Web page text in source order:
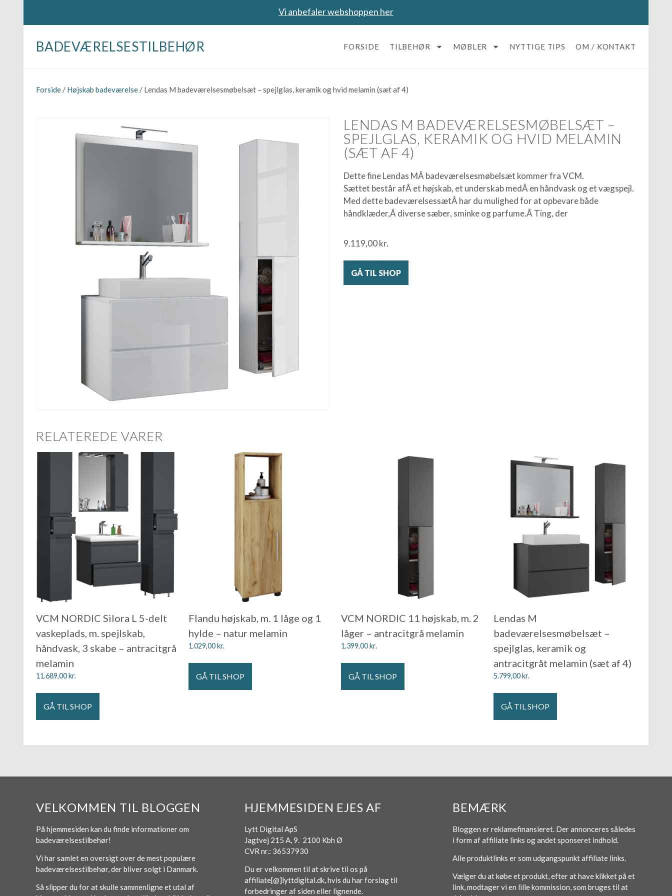
Vi anbefaler webshoppen her
BADEVÆRELSESTILBEHØR FORSIDE TILBEHØR MØBLER NYTTIGE TIPS OM / KONTAKT
Forside / Højskab badeværelse / Lendas M badeværelsesmøbelsæt – spejlglas, keramik og hvid melamin (sæt af 4)
LENDAS M BADEVÆRELSESMØBELSÆT –
SPEJLGLAS, KERAMIK OG HVID MELAMIN
(SÆT AF 4)
Dette fine Lendas MÂ badeværelsesmøbelsæt kommer fra VCM.
Sættet består afÂ et højskab, et underskab medÂ en håndvask og et vægspejl.
Med dette badeværelsessætÂ har du mulighed for at opbevare både
håndklæder,Â diverse sæber, sminke og parfume.Â Ting, der
9.119,00kr.
GÅ TIL SHOP
RELATEREDE VARER
VCM NORDIC Silora L 5-delt
vaskeplads, m. spejlskab,
håndvask, 3 skabe – antracitgrå
melamin
11.689,00kr.
GÅ TIL SHOP
Flandu højskab, m. 1 låge og 1
hylde – natur melamin
1.029,00kr.
GÅ TIL SHOP
VCM NORDIC 11 højskab, m. 2
låger – antracitgrå melamin
1.399,00kr.
GÅ TIL SHOP
Lendas M
badeværelsesmøbelsæt –
spejlglas, keramik og
antracitgråt melamin (sæt af 4)
5.799,00kr.
GÅ TIL SHOP
VELKOMMEN TIL BLOGGEN
På hjemmesiden kan du finde informationer om
badeværelsestilbehør!
Vi har samlet en oversigt over de mest populære
badeværelsestilbehør, der bliver solgt i Danmark.
Så slipper du for at skulle sammenligne et utal af
HJEMMESIDEN EJES AF
Lytt Digital ApS
Jagtvej 215 A, 9. 2100 Kbh Ø
CVR nr.: 36537930
Du er velkommen til at skrive til os på
affiliate[@]lyttdigital.dk, hvis du har forslag til
forbedringer af siden eller lignende.
BEMÆRK
Bloggen er reklamefinansieret. Der annonceres således
i form af affiliate links og andet sponseret indhold.
Alle produktlinks er som udgangspunkt affiliate links.
Vælger du at købe et produkt, efter at have klikket på et
link, modtager vi en lille kommission, som bruges til at